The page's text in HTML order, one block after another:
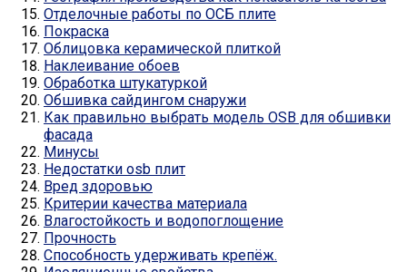
Отделочные работы по ОСБ плите
Покраска
Облицовка керамической плиткой
Наклеивание обоев
Обработка штукатуркой
Обшивка сайдингом снаружи
Как правильно выбрать модель OSB для обшивки
фасада
Минусы
Недостатки osb плит
Вред здоровью
Критерии качества материала
Влагостойкость и водопоглощение
Прочность
Способность удерживать крепёж.